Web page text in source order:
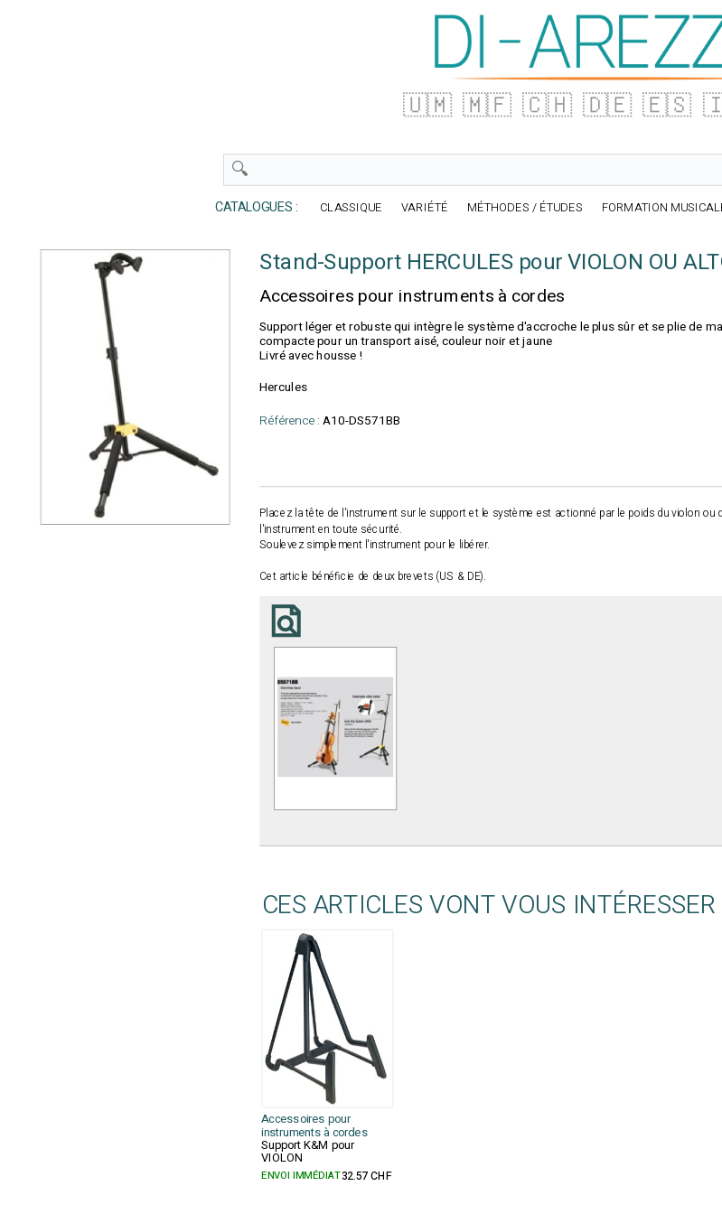
🇺🇲 🇲🇫 🇨🇭 🇩🇪 🇪🇸
CATALOGUES : CLASSIQUE VARIÉTÉ MÉTHODES / ÉTUDES FORMATION
Stand-Support HERCULES pour VIOLON OU
Accessoires pour instruments à cordes
Support léger et robuste qui intègre le système d'accroche le plus sûr et se plie de
compacte pour un transport aisé, couleur noir et jaune
Livré avec housse !
Hercules
Référence : A10-DS571BB
Placez la tête de l'instrument sur le support et le système est actionné par le poids du violon ou
l'instrument en toute sécurité.
Soulevez simplement l'instrument pour le libérer.
Cet article bénéficie de deux brevets (US & DE).
CES ARTICLES VONT VOUS INTÉRESSER
Accessoires pour
instruments à cordes
Support K&M pour
VIOLON
ENVOI IMMÉDIAT32.57 CHF